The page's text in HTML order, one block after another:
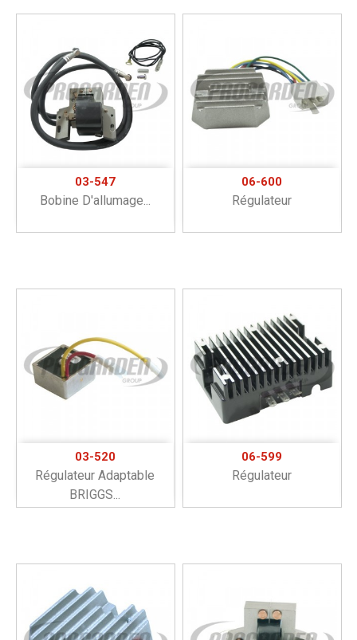
03-547
Bobine D'allumage...
06-600
Régulateur
03-520
Régulateur Adaptable
BRIGGS...
06-599
Régulateur